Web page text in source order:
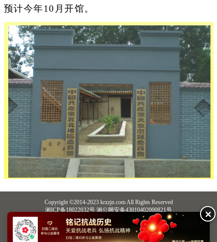
预计今年10月开馆。
Copyright ©2014-2023 krzzjn.com All Rights Reserved
湘ICP备18022032号 湘公网安备43010402000821号
中央网信办违法和不良信息举报中心
长沙市互联网违法和不良信息举报中心
不良信息举报电话：0731-85531328 19198230121（微信同号）
纠错电话：18182129125 15116420702
QQ：2652168198
✕